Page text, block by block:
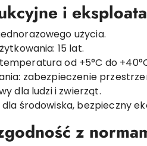
i
użycia.
15 lat.
od +5°C do
zabezpieczenie
dla ludzi i zwierząt.
środowiska, bezpieczny
z